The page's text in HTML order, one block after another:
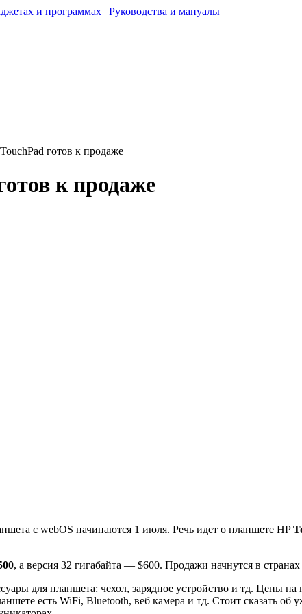
и программах | Руководства и мануалы
готов к продаже
к продаже
с webOS начинаются 1 июля. Речь идет о планшете HP
, а версия 32 гигабайта — $600. Продажи начнутся в
для планшета: чехол, зарядное устройство и тд. Цены
есть WiFi, Bluetooth, веб камера и тд. Стоит сказать об